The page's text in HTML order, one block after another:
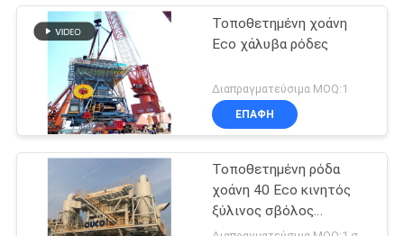
Τοποθετημένη χοάνη
Eco χάλυβα ρόδες
Διαπραγματεύσιμα MOQ:1
ΕΠΑΦΉ
Τοποθετημένη ρόδα
χοάνη 40 Eco κινητός
ξύλινος σβόλος
μετρητών κύβων